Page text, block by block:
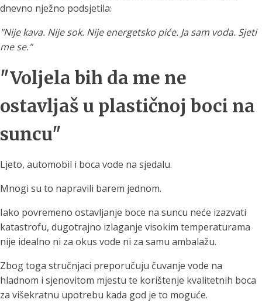
dnevno nježno podsjetila:
"Nije kava. Nije sok. Nije energetsko piće. Ja sam voda. Sjeti
me se."
"Voljela bih da me ne
ostavljaš u plastičnoj boci na
suncu"
Ljeto, automobil i boca vode na sjedalu.
Mnogi su to napravili barem jednom.
Iako povremeno ostavljanje boce na suncu neće izazvati
katastrofu, dugotrajno izlaganje visokim temperaturama
nije idealno ni za okus vode ni za samu ambalažu.
Zbog toga stručnjaci preporučuju čuvanje vode na
hladnom i sjenovitom mjestu te korištenje kvalitetnih boca
za višekratnu upotrebu kada god je to moguće.